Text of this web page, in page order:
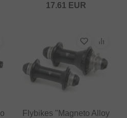
17.61 EUR
Flybikes "Magneto Alloy